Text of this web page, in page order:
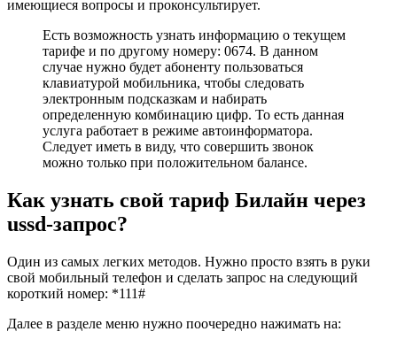
имеющиеся вопросы и проконсультирует.
Есть возможность узнать информацию о текущем
тарифе и по другому номеру: 0674. В данном
случае нужно будет абоненту пользоваться
клавиатурой мобильника, чтобы следовать
электронным подсказкам и набирать
определенную комбинацию цифр. То есть данная
услуга работает в режиме автоинформатора.
Следует иметь в виду, что совершить звонок
можно только при положительном балансе.
Как узнать свой тариф Билайн через
ussd-запрос?
Один из самых легких методов. Нужно просто взять в руки
свой мобильный телефон и сделать запрос на следующий
короткий номер: *111#
Далее в разделе меню нужно поочередно нажимать на: